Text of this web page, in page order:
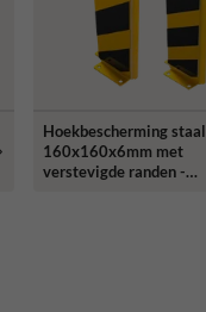
Hoekbescherming staal
160x160x6mm met
verstevigde randen -